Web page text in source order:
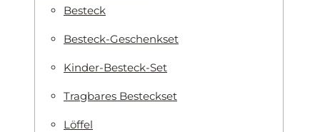
Besteck
Besteck-Geschenkset
Kinder-Besteck-Set
Tragbares Besteckset
Löffel